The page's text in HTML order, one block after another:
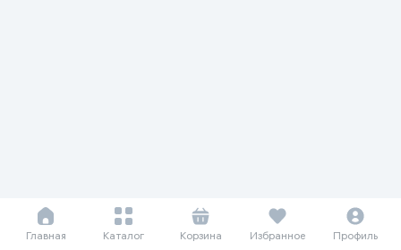
Главная Каталог Корзина Избранное Профиль